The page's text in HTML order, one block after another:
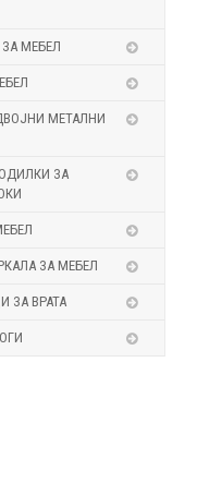
МЕБЕЛ
МЕТАЛНИ
ЗА
ЗА МЕБЕЛ
ЗА ВРАТА